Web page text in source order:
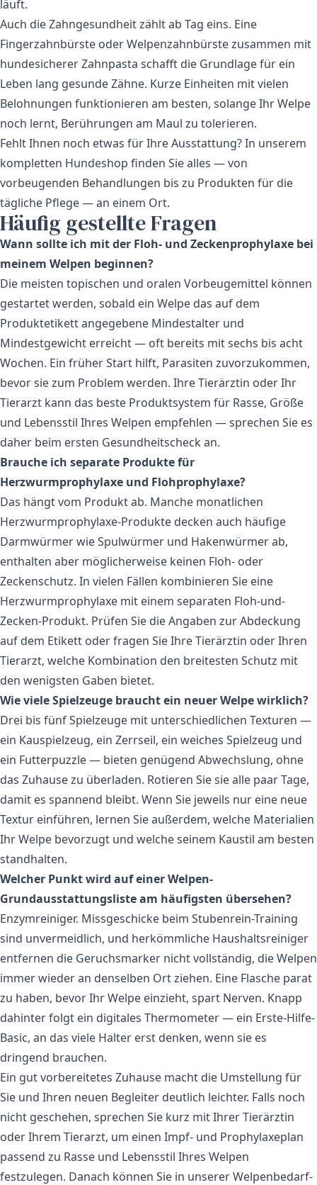
läuft.
Auch die Zahngesundheit zählt ab Tag eins. Eine
Fingerzahnbürste oder Welpenzahnbürste zusammen mit
hundesicherer Zahnpasta schafft die Grundlage für ein
Leben lang gesunde Zähne. Kurze Einheiten mit vielen
Belohnungen funktionieren am besten, solange Ihr Welpe
noch lernt, Berührungen am Maul zu tolerieren.
Fehlt Ihnen noch etwas für Ihre Ausstattung? In unserem
kompletten Hundeshop finden Sie alles — von
vorbeugenden Behandlungen bis zu Produkten für die
tägliche Pflege — an einem Ort.
Häufig gestellte Fragen
Wann sollte ich mit der Floh- und Zeckenprophylaxe bei
meinem Welpen beginnen?
Die meisten topischen und oralen Vorbeugemittel können
gestartet werden, sobald ein Welpe das auf dem
Produktetikett angegebene Mindestalter und
Mindestgewicht erreicht — oft bereits mit sechs bis acht
Wochen. Ein früher Start hilft, Parasiten zuvorzukommen,
bevor sie zum Problem werden. Ihre Tierärztin oder Ihr
Tierarzt kann das beste Produktsystem für Rasse, Größe
und Lebensstil Ihres Welpen empfehlen — sprechen Sie es
daher beim ersten Gesundheitscheck an.
Brauche ich separate Produkte für
Herzwurmprophylaxe und Flohprophylaxe?
Das hängt vom Produkt ab. Manche monatlichen
Herzwurmprophylaxe-Produkte decken auch häufige
Darmwürmer wie Spulwürmer und Hakenwürmer ab,
enthalten aber möglicherweise keinen Floh- oder
Zeckenschutz. In vielen Fällen kombinieren Sie eine
Herzwurmprophylaxe mit einem separaten Floh-und-
Zecken-Produkt. Prüfen Sie die Angaben zur Abdeckung
auf dem Etikett oder fragen Sie Ihre Tierärztin oder Ihren
Tierarzt, welche Kombination den breitesten Schutz mit
den wenigsten Gaben bietet.
Wie viele Spielzeuge braucht ein neuer Welpe wirklich?
Drei bis fünf Spielzeuge mit unterschiedlichen Texturen —
ein Kauspielzeug, ein Zerrseil, ein weiches Spielzeug und
ein Futterpuzzle — bieten genügend Abwechslung, ohne
das Zuhause zu überladen. Rotieren Sie sie alle paar Tage,
damit es spannend bleibt. Wenn Sie jeweils nur eine neue
Textur einführen, lernen Sie außerdem, welche Materialien
Ihr Welpe bevorzugt und welche seinem Kaustil am besten
standhalten.
Welcher Punkt wird auf einer Welpen-
Grundausstattungsliste am häufigsten übersehen?
Enzymreiniger. Missgeschicke beim Stubenrein-Training
sind unvermeidlich, und herkömmliche Haushaltsreiniger
entfernen die Geruchsmarker nicht vollständig, die Welpen
immer wieder an denselben Ort ziehen. Eine Flasche parat
zu haben, bevor Ihr Welpe einzieht, spart Nerven. Knapp
dahinter folgt ein digitales Thermometer — ein Erste-Hilfe-
Basic, an das viele Halter erst denken, wenn sie es
dringend brauchen.
Ein gut vorbereitetes Zuhause macht die Umstellung für
Sie und Ihren neuen Begleiter deutlich leichter. Falls noch
nicht geschehen, sprechen Sie kurz mit Ihrer Tierärztin
oder Ihrem Tierarzt, um einen Impf- und Prophylaxeplan
passend zu Rasse und Lebensstil Ihres Welpen
festzulegen. Danach können Sie in unsererWelpenbedarf-